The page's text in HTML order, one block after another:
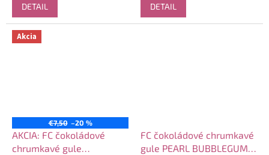
DETAIL DETAIL
Akcia
€7,50 –20 %
AKCIA: FC čokoládové
chrumkavé gule
FC čokoládové chrumkavé
gule PEARL BUBBLEGUM